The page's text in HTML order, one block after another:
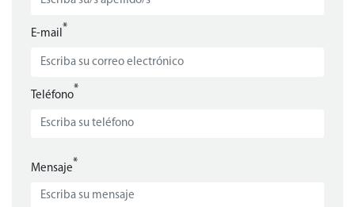
E-mail*
Teléfono*
Mensaje*